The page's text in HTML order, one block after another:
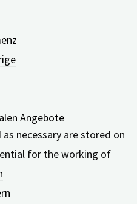
Angebote
your experience
website. Out of these, the
necessary are stored on
for the working of
We also use third-
and understand how